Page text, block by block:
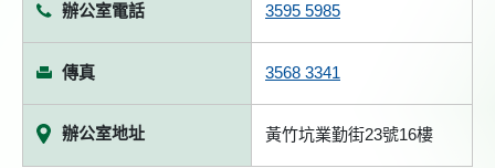
辦公室電話 3595 5985
傳真 3568 3341
辦公室地址 黃竹坑業勤街23號16樓